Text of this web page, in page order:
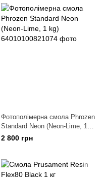
Фотополімерна смола Phrozen
Standard Neon (Neon-Lime, 1
kg)
2 800 грн